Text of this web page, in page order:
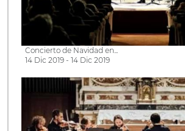
Concierto de Navidad en...
14 Dic 2019 - 14 Dic 2019